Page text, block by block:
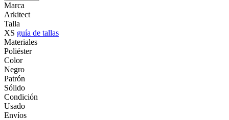
Marca
Arkitect
Talla
XS guía de tallas
Materiales
Poliéster
Color
Negro
Patrón
Sólido
Condición
Usado
Envíos